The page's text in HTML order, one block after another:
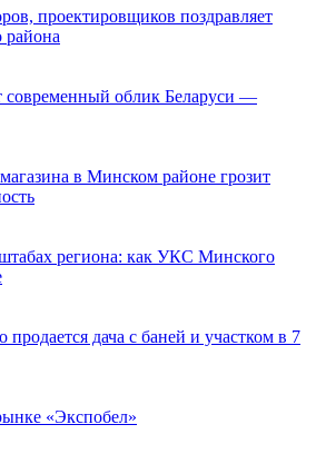
проектировщиков поздравляет
района
облик Беларуси —
в Минском районе грозит
региона: как УКС Минского
дача с баней и участком в 7
«Экспобел»